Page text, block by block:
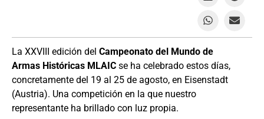
La XXVIII edición del Campeonato del Mundo de
Armas Históricas MLAIC se ha celebrado estos días,
concretamente del 19 al 25 de agosto, en Eisenstadt
(Austria). Una competición en la que nuestro
representante ha brillado con luz propia.